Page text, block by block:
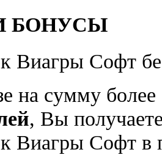
БОНУСЫ
Виагры Софт
на сумму более
, Вы
Виагры Софт в